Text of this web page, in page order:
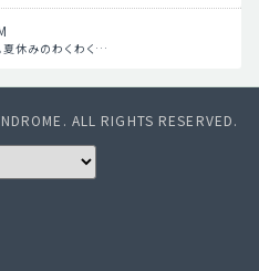
夏休みのわくわく…
ALL RIGHTS RESERVED.